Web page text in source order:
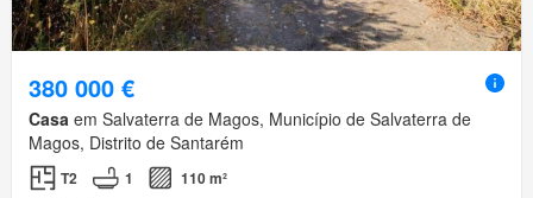
380 000 €
Casa em Salvaterra de Magos, Município de Salvaterra de
Magos, Distrito de Santarém
T2 1
110 m²